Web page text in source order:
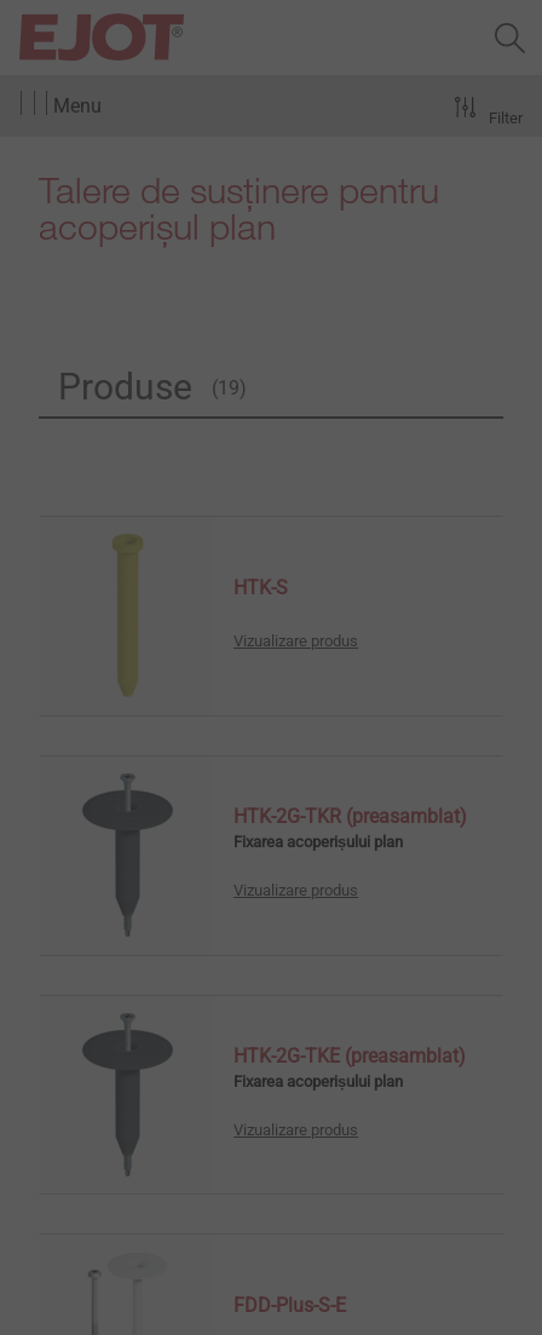
Menu
Talere de susținere pentru
acoperișul plan
Produse (19)
Filter
HTK-S
Vizualizare produs
HTK-2G-TKR (preasamblat)
Fixarea acoperișului plan
Vizualizare produs
HTK-2G-TKE (preasamblat)
Fixarea acoperișului plan
Vizualizare produs
FDD-Plus-S-E